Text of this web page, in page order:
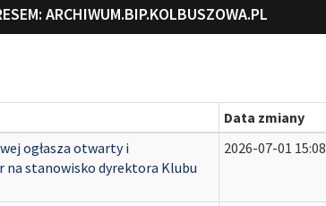
ARCHIWUM.BIP.KOLBUSZOWA.PL
Data zmiany
ogłasza otwarty i
na stanowisko dyrektora Klubu
2026-07-01 15:08